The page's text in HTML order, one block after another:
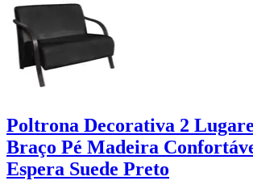
Poltrona Decorativa 2
Braço Pé Madeira
Espera Suede Preto